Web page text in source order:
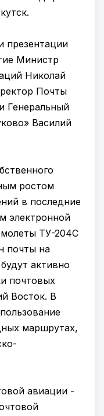
презентации
Министр
Николай
Почты
Генеральный
Василий
ростом
в последние
электронной
ТУ-204С
почты на
активно
почтовых
Восток. В
маршрутах,
авиации -